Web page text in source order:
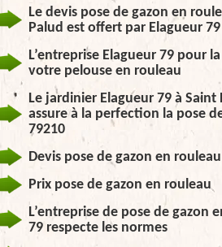
Le devis pose de gazon en
Palud est offert par Elagueur
L’entreprise Elagueur 79 pour
votre pelouse en rouleau
Le jardinier Elagueur 79 à Saint
assure à la perfection la pose
79210
Devis pose de gazon en rouleau
Prix pose de gazon en rouleau
L’entreprise de pose de gazon
79 respecte les normes